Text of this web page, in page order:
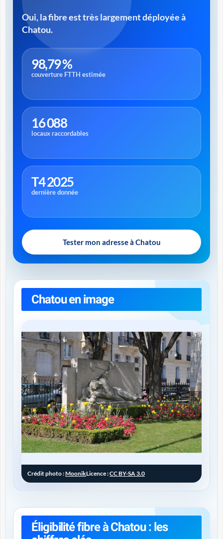
Oui, la fibre est très largement déployée à
Chatou.
98,79 %
couverture FTTH estimée
16 088
locaux raccordables
T4 2025
dernière donnée
Tester mon adresse à Chatou
Chatou en image
Crédit photo :MoonikLicence :CC BY-SA 3.0
Éligibilité fibre à Chatou : les